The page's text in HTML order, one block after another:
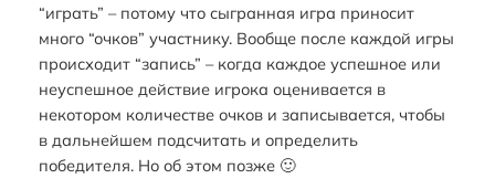
“играть” – потому что сыгранная игра приносит
много “очков” участнику. Вообще после каждой игры
происходит “запись” – когда каждое успешное или
неуспешное действие игрока оценивается в
некотором количестве очков и записывается, чтобы
в дальнейшем подсчитать и определить
победителя. Но об этом позже 🙂